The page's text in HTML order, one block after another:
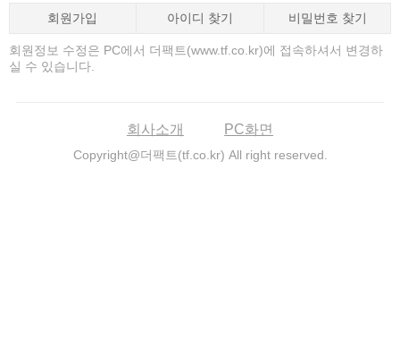
회원가입 아이디 찾기 비밀번호 찾기
회원정보 수정은 PC에서 더팩트(www.tf.co.kr)에 접속하셔서 변경하
실 수 있습니다.
회사소개 PC화면
Copyright@더팩트(tf.co.kr) All right reserved.